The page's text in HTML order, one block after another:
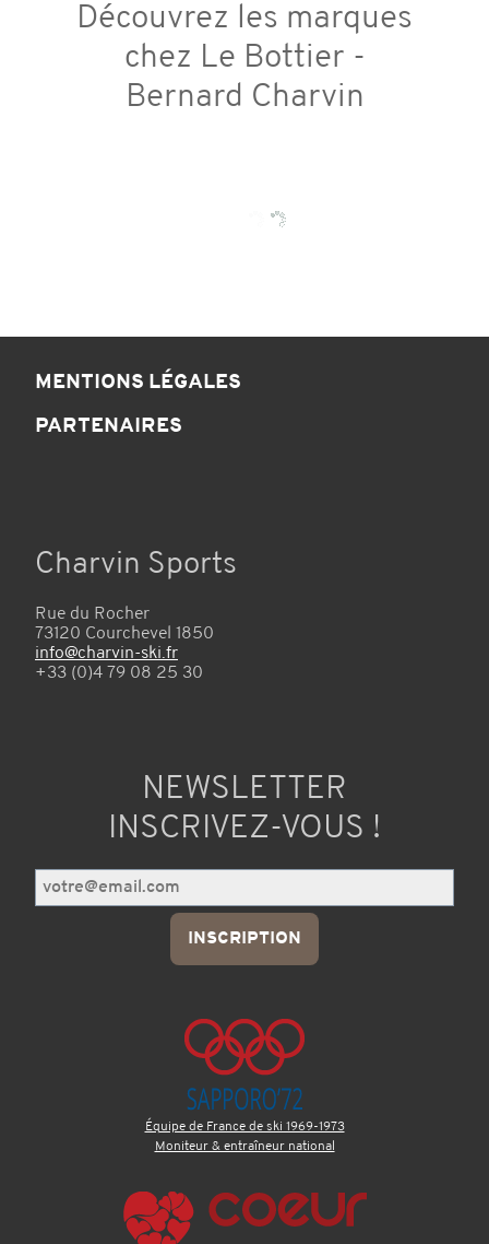
Découvrez les marques
chez Le Bottier -
Bernard Charvin
MENTIONS LÉGALES
PARTENAIRES
Charvin Sports
Rue du Rocher
73120 Courchevel 1850
info@charvin-ski.fr
+33 (0)4 79 08 25 30
NEWSLETTER
INSCRIVEZ-VOUS !
Équipe de France de ski 1969-1973
Moniteur & entraîneur national